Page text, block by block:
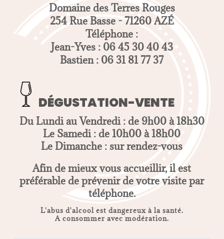
Domaine des Terres Rouges
254 Rue Basse - 71260 AZÉ
Téléphone :
Jean-Yves : 06 45 30 40 43
Bastien : 06 31 81 77 37
DÉGUSTATION-VENTE
Du Lundi au Vendredi : de 9h00 à 18h30
Le Samedi : de 10h00 à 18h00
Le Dimanche : sur rendez-vous
Afin de mieux vous accueillir, il est
préférable de prévenir de votre visite par
téléphone.
L'abus d'alcool est dangereux à la santé.
A consommer avec modération.